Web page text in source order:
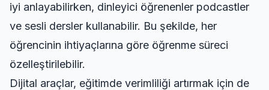
iyi anlayabilirken, dinleyici öğrenenler podcastler
ve sesli dersler kullanabilir. Bu şekilde, her
öğrencinin ihtiyaçlarına göre öğrenme süreci
özelleştirilebilir.
Dijital araçlar, eğitimde verimliliği artırmak için de